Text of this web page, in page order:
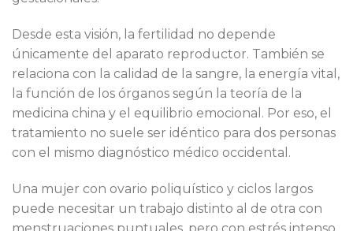
Desde esta visión, la fertilidad no depende
únicamente del aparato reproductor. También se
relaciona con la calidad de la sangre, la energía vital,
la función de los órganos según la teoría de la
medicina china y el equilibrio emocional. Por eso, el
tratamiento no suele ser idéntico para dos personas
con el mismo diagnóstico médico occidental.
Una mujer con ovario poliquístico y ciclos largos
puede necesitar un trabajo distinto al de otra con